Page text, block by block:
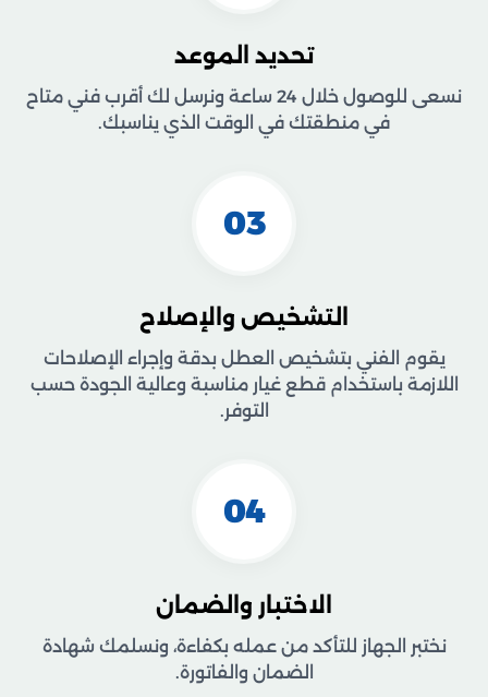
تحديد الموعد
نسعى للوصول خلال 24 ساعة ونرسل لك أقرب فني متاح
في منطقتك في الوقت الذي يناسبك.
03
التشخيص والإصلاح
يقوم الفني بتشخيص العطل بدقة وإجراء الإصلاحات
اللازمة باستخدام قطع غيار مناسبة وعالية الجودة حسب
التوفر.
04
الاختبار والضمان
نختبر الجهاز للتأكد من عمله بكفاءة، ونسلمك شهادة
الضمان والفاتورة.